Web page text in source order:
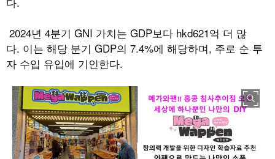
2024년 4분기 GNI 가치는 GDP보다 hkd621억 더 많
다. 이는 해당 분기 GDP의 7.4%에 해당하며, 주로 순 투
자 수입 유입에 기인한다.